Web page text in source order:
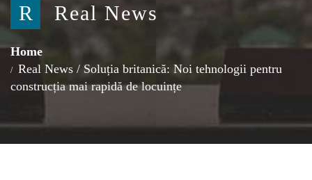
R Real News
Home
Real News / Soluția britanică: Noi tehnologii pentru
construcția mai rapidă de locuințe